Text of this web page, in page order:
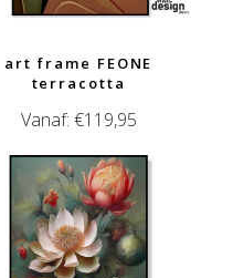
art frame FEONE
terracotta
Vanaf: €119,95